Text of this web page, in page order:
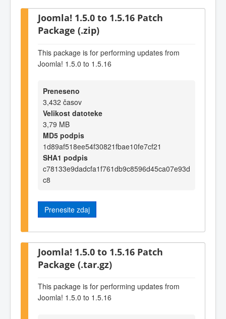
Joomla! 1.5.0 to 1.5.16 Patch
Package (.zip)
This package is for performing updates from
Joomla! 1.5.0 to 1.5.16
Preneseno
3,432 časov
Velikost datoteke
3,79 MB
MD5 podpis
1d89af518ee54f30821fbae10fe7cf21
SHA1 podpis
c78133e9dadcfa1f761db9c8596d45ca07e93d
c8
Prenesite zdaj
Joomla! 1.5.0 to 1.5.16 Patch
Package (.tar.gz)
This package is for performing updates from
Joomla! 1.5.0 to 1.5.16